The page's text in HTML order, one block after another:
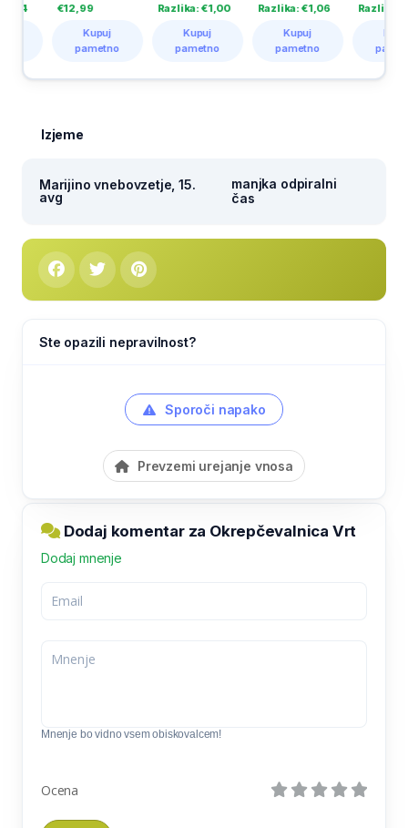
€12,99
Kupuj
pametno
Razlika: €1,00
Kupuj
pametno
Razlika: €1,06
Kupuj
pametno
Razlika: €8,00
Kupuj
pametno
Izjeme
Marijino vnebovzetje, 15.
avg
manjka odpiralni
čas
Ste opazili nepravilnost?
Sporoči napako
Prevzemi urejanje vnosa
Dodaj komentar za Okrepčevalnica Vrt
Dodaj mnenje
Mnenje bo vidno vsem obiskovalcem!
Ocena